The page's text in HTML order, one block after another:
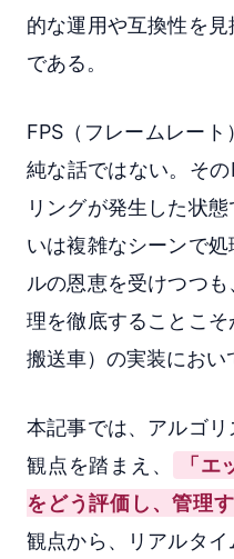
的な運用や互換性を
である。
FPS（フレームレー
純な話ではない。そ
リングが発生した状
いは複雑なシーンで
ルの恩恵を受けつつ
理を徹底することこそ
搬送車）の実装におい
本記事では、アルゴ
観点を踏まえ、
「
をどう評価し、管理す
観点から、リアルタ